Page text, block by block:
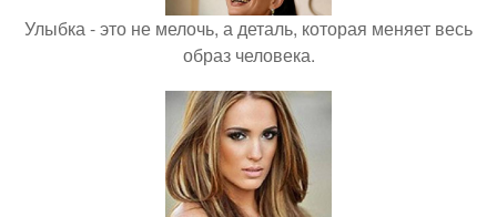
Улыбка - это не мелочь, а деталь, которая меняет весь
образ человека.